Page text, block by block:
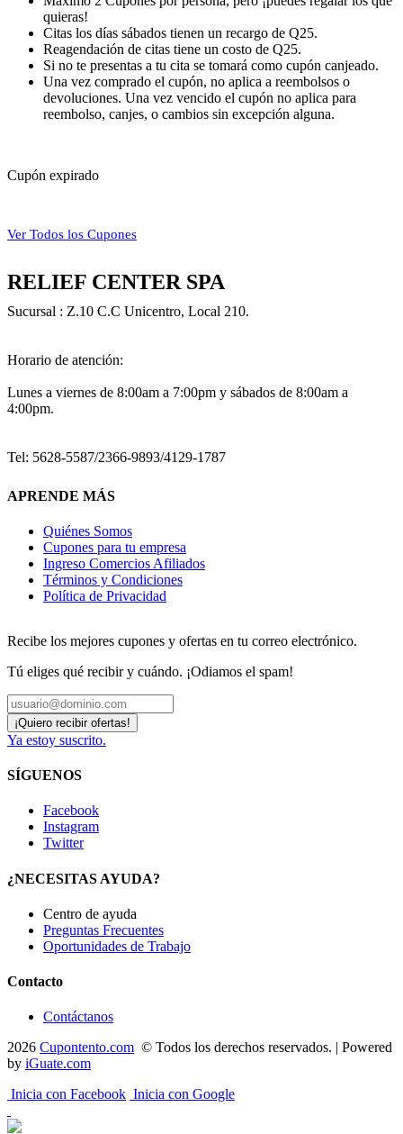
quieras!
Citas los días sábados tienen un recargo de Q25.
Reagendación de citas tiene un costo de Q25.
Si no te presentas a tu cita se tomará como cupón canjeado.
Una vez comprado el cupón, no aplica a reembolsos o
devoluciones. Una vez vencido el cupón no aplica para
reembolso, canjes, o cambios sin excepción alguna.
Cupón expirado
Ver Todos los Cupones
RELIEF CENTER SPA
Sucursal : Z.10 C.C Unicentro, Local 210.
Horario de atención:
Lunes a viernes de 8:00am a 7:00pm y sábados de 8:00am a
4:00pm.
Tel: 5628-5587/2366-9893/4129-1787
APRENDE MÁS
Quiénes Somos
Cupones para tu empresa
Ingreso Comercios Afiliados
Términos y Condiciones
Política de Privacidad
Recibe los mejores cupones y ofertas en tu correo electrónico.
Tú eliges qué recibir y cuándo. ¡Odiamos el spam!
Ya estoy suscrito.
SÍGUENOS
Facebook
Instagram
Twitter
¿NECESITAS AYUDA?
Centro de ayuda
Preguntas Frecuentes
Oportunidades de Trabajo
Contacto
Contáctanos
2026 Cupontento.com © Todos los derechos reservados. | Powered
by iGuate.com
Inicia con Facebook Inicia con Google